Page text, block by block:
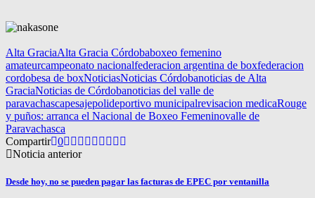
Alta GraciaAlta Gracia Córdobaboxeo femenino
amateurcampeonato nacionalfederacion argentina de boxfederacion
cordobesa de boxNoticiasNoticias Córdobanoticias de Alta
GraciaNoticias de Córdobanoticias del valle de
paravachascapesajepolideportivo municipalrevisacion medicaRouge
y puños: arranca el Nacional de Boxeo Femeninovalle de
Paravachasca
Compartir 0
Noticia anterior
Desde hoy, no se pueden pagar las facturas de EPEC por ventanilla